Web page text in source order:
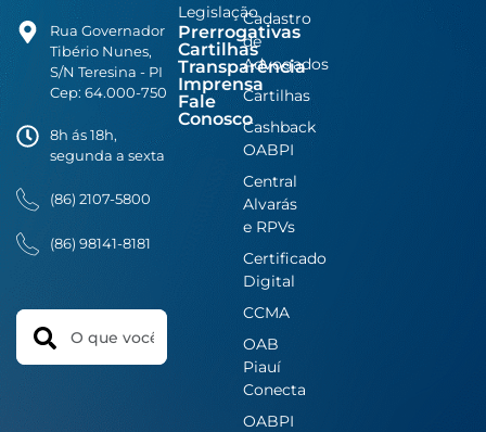
Rua Governador
Tibério Nunes,
S/N Teresina - PI
Cep: 64.000-750
8h ás 18h,
segunda a sexta
(86) 2107-5800
(86) 98141-8181
Search
Legislação
Prerrogativas
Cartilhas
Transparência
Imprensa
Fale
Conosco
Cadastro
de
Advogados
Cartilhas
Cashback
OABPI
Central
Alvarás
e RPVs
Certificado
Digital
CCMA
OAB
Piauí
Conecta
OABPI